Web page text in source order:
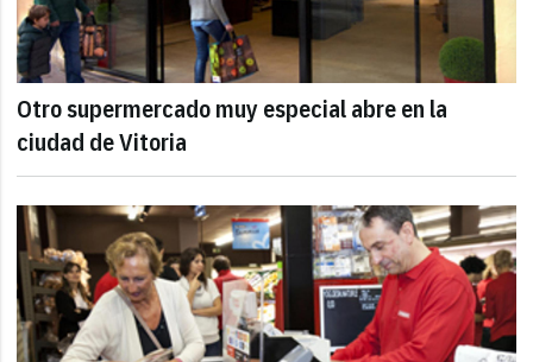
Otro supermercado muy especial abre en la
ciudad de Vitoria